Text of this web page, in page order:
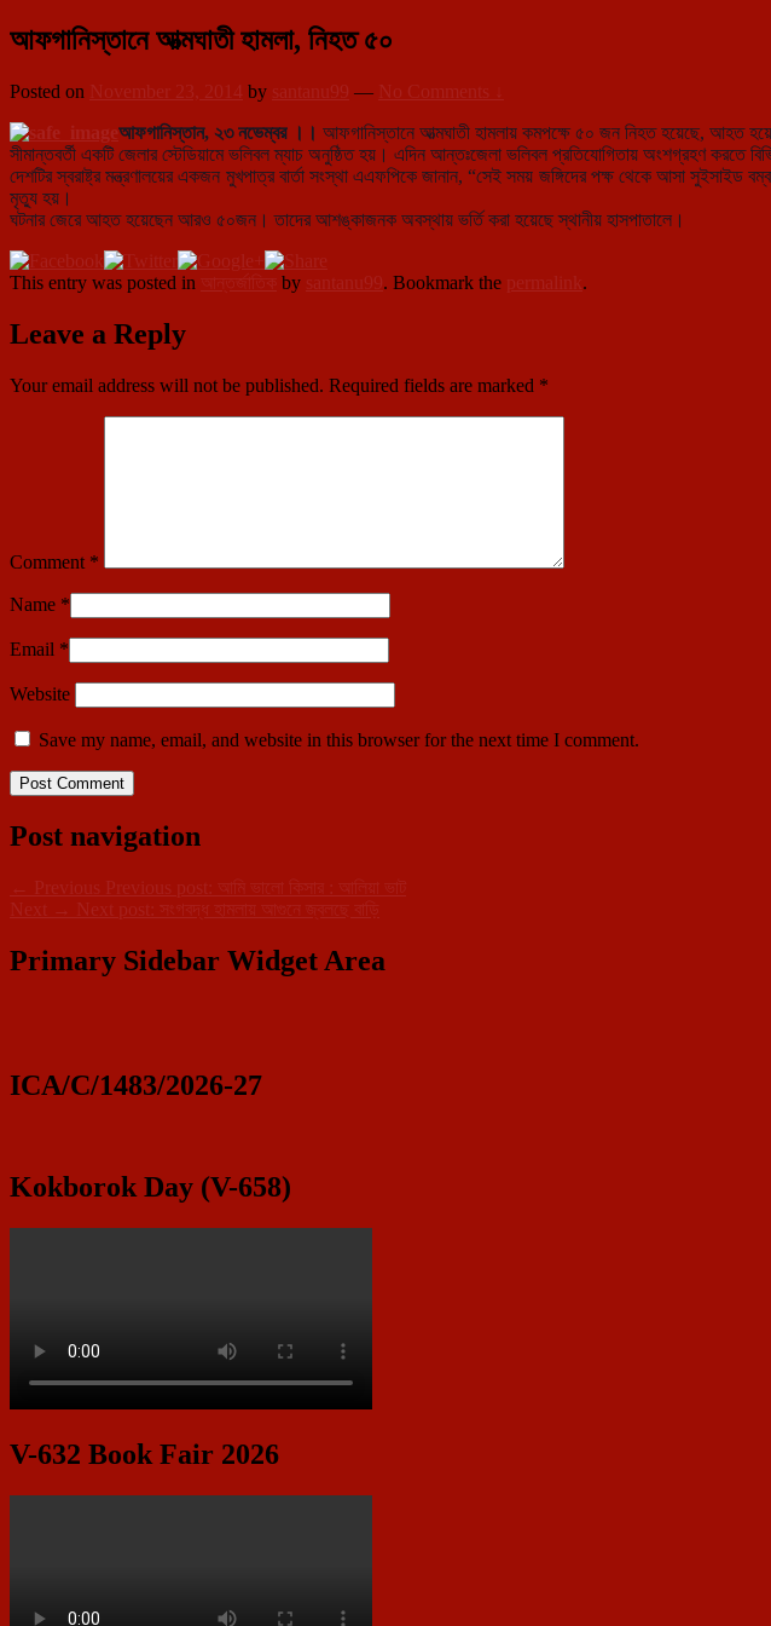
আফগানিস্তানে আত্মঘাতী হামলা, নিহত ৫০
Posted on November 23, 2014 by santanu99 — No Comments ↓
আফগানিস্তান, ২৩ নভেম্বর ।। আফগানিস্তানে আত্মঘাতী হামলায় কমপক্ষে ৫০ জন নিহত হয়েছে, আহত
সীমান্তবর্তী একটি জেলার স্টেডিয়ামে ভলিবল ম্যাচ অনুষ্ঠিত হয়। এদিন আন্তঃজেলা ভলিবল প্রতিযোগিতায় অংশগ্রহণ করতে
দেশটির স্বরাষ্ট্র মন্ত্রণালয়ের একজন মুখপাত্র বার্তা সংস্থা এএফপিকে জানান, “সেই সময় জঙ্গিদের পক্ষ থেকে আসা সুইসাইড
মৃত্যু হয়।
ঘটনার জেরে আহত হয়েছেন আরও ৫০জন। তাদের আশঙ্কাজনক অবস্থায় ভর্তি করা হয়েছে স্থানীয় হাসপাতালে।
This entry was posted in আন্তর্জাতিক by santanu99. Bookmark the permalink.
Leave a Reply
Your email address will not be published. Required fields are marked *
Comment *
Name *
Email *
Website
Save my name, email, and website in this browser for the next time I comment.
Post navigation
← Previous Previous post:
আমি ভালো কিসার : আলিয়া ভাট
Next → Next post: সংগবদ্ধ হামলায় আগুনে জ্বলছে বাড়ি
Primary Sidebar Widget Area
ICA/C/1483/2026-27
Kokborok Day (V-658)
V-632 Book Fair 2026